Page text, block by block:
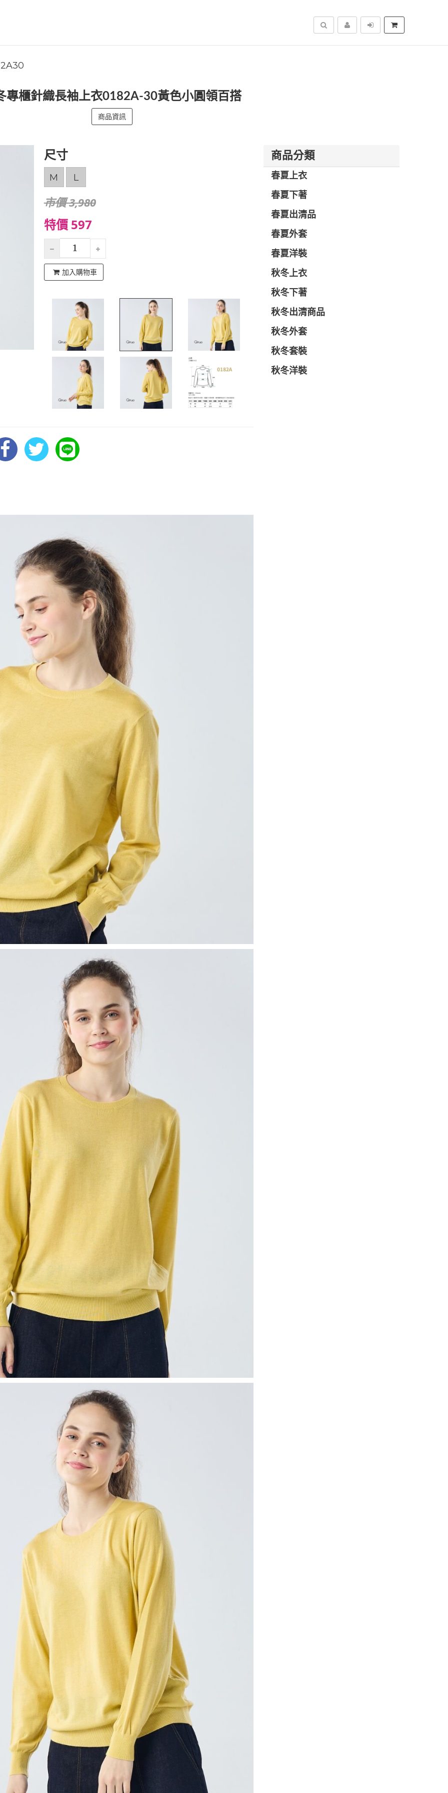
搜尋
專櫃針織長袖上衣0182A-30黃色小圓領百搭
商品資訊
尺寸
M L
市價 3,980
特價 597
加入購物車
商品分類
春夏上衣
春夏下著
春夏出清品
春夏外套
春夏洋裝
秋冬上衣
秋冬下著
秋冬出清商品
秋冬外套
秋冬套裝
秋冬洋裝